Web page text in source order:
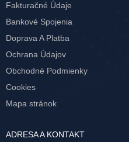
Fakturačné Údaje
Bankové Spojenia
Doprava A Platba
Ochrana Údajov
Obchodné Podmienky
Cookies
Mapa stránok
ADRESA A KONTAKT